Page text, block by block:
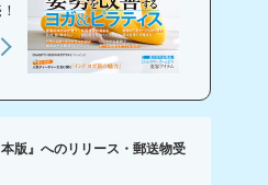
版』へのリリース・郵送物受